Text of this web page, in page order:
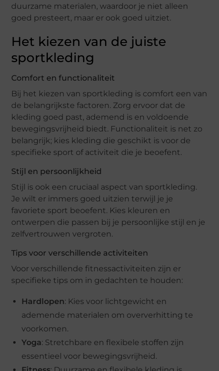
duurzame materialen, waardoor je niet alleen
goed presteert, maar er ook goed uitziet.
Het kiezen van de juiste
sportkleding
Comfort en functionaliteit
Bij het kiezen van sportkleding is comfort een van
de belangrijkste factoren. Zorg ervoor dat de
kleding goed past, ademend is en voldoende
bewegingsvrijheid biedt. Functionaliteit is net zo
belangrijk; kies kleding die geschikt is voor de
specifieke sport of activiteit die je beoefent.
Stijl en persoonlijkheid
Stijl is ook een cruciaal aspect van sportkleding.
Je wilt er immers goed uitzien terwijl je je
favoriete sport beoefent. Kies kleuren en
ontwerpen die passen bij je persoonlijke stijl en je
zelfvertrouwen vergroten.
Tips voor verschillende activiteiten
Voor verschillende fitnessactiviteiten zijn er
specifieke tips om in gedachten te houden:
Hardlopen: Kies voor lichtgewicht en
ademende materialen om oververhitting te
voorkomen.
Yoga: Stretchbare en flexibele stoffen zijn
essentieel voor bewegingsvrijheid.